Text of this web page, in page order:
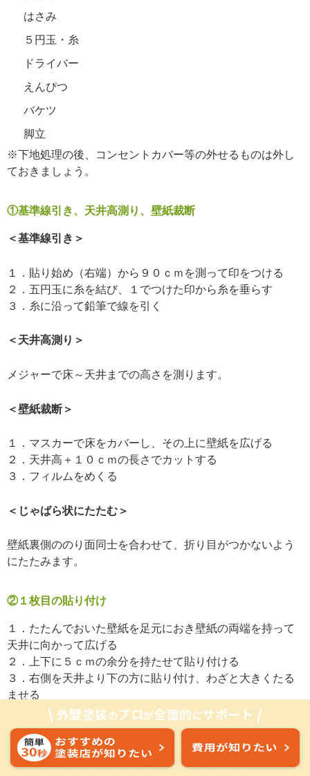
はさみ
５円玉・糸
ドライバー
えんぴつ
バケツ
脚立
※下地処理の後、コンセントカバー等の外せるものは外し
ておきましょう。
①基準線引き、天井高測り、壁紙裁断
＜基準線引き＞
１．貼り始め（右端）から９０ｃｍを測って印をつける
２．五円玉に糸を結び、１でつけた印から糸を垂らす
３．糸に沿って鉛筆で線を引く
＜天井高測り＞
メジャーで床～天井までの高さを測ります。
＜壁紙裁断＞
１．マスカーで床をカバーし、その上に壁紙を広げる
２．天井高＋１０ｃｍの長さでカットする
３．フィルムをめくる
＜じゃばら状にたたむ＞
壁紙裏側ののり面同士を合わせて、折り目がつかないよう
にたたみます。
②１枚目の貼り付け
１．たたんでおいた壁紙を足元におき壁紙の両端を持って
天井に向かって広げる
２．上下に５ｃｍの余分を持たせて貼り付ける
３．右側を天井より下の方に貼り付け、わざと大きくたる
ませる
４．壁紙の左端を基準線に合わせて貼り付ける
５．なでバケで左端の空気を抜き綺麗に貼り付ける
６．一旦貼り付けておいた右端をめくる
外壁塗装のプロが全面的にサポート